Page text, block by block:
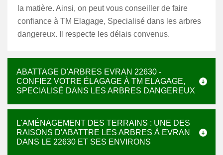
la matière. Ainsi, on peut vous conseiller de faire
confiance à TM Elagage, Specialisé dans les arbres
dangereux. Il respecte les délais convenus.
ABATTAGE D'ARBRES EVRAN 22630 -
CONFIEZ VOTRE ÉLAGAGE À TM ELAGAGE,
SPECIALISÉ DANS LES ARBRES DANGEREUX
L'AMÉNAGEMENT DES TERRAINS : UNE DES
RAISONS D'ABATTRE LES ARBRES À EVRAN
DANS LE 22630 ET SES ENVIRONS